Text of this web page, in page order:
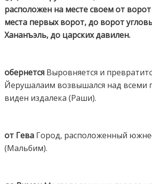
расположен на месте своем от
места первых ворот, до ворот
Хананъэль, до царских давилен.
обернется Выровняется и
Йерушалаим возвышался над всеми
виден издалека (Раши).
от Гева Город, расположенный
(Мальбим).